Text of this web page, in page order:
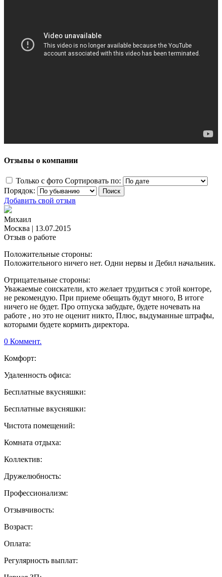
Отзывы о компании
Только с фото Сортировать по:
Порядок:
Добавить свой отзыв
Михаил
Москва | 13.07.2015
Отзыв о работе
Положительные стороны:
Положительного ничего нет. Одни нервы и Дебил начальник.
Отрицательные стороны:
Уважаемые соискатели, кто желает трудиться с этой конторе,
не рекомендую. При приеме обещать будут много, В итоге
ничего не будет. Про отпуска забудьте, будете ночевать на
работе , но это не оценит никто, Плюс, выдуманные штрафы,
которыми будете кормить директора.
0 Коммент.
Комфорт:
Удаленность офиса:
Бесплатные вкусняшки:
Бесплатные вкусняшки:
Чистота помещений:
Комната отдыха:
Коллектив:
Дружелюбность:
Профессионализм:
Отзывчивость:
Возраст:
Оплата:
Регулярность выплат: